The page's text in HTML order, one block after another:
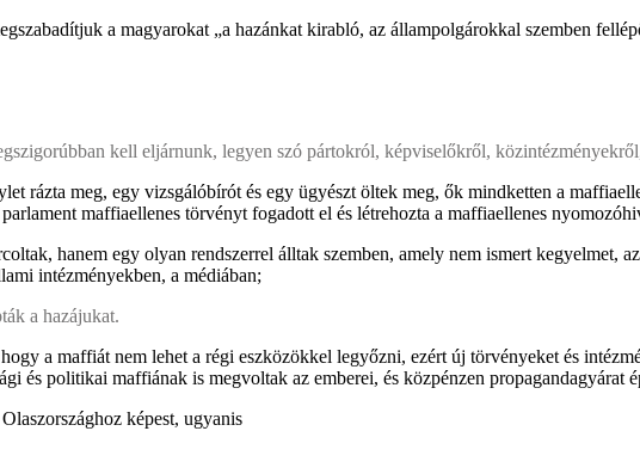
a magyarokat „a hazánkat kirabló, az állampolgárokkal szemben
kell eljárnunk, legyen szó pártokról, képviselőkről,
rázta meg, egy vizsgálóbírót és egy ügyészt öltek meg, ők mindketten a
maffiaellenes törvényt fogadott el és létrehozta a maffiaellenes
hanem egy olyan rendszerrel álltak szemben, amely nem ismert kegyelmet,
intézményekben, a médiában;
a hazájukat.
a maffiát nem lehet a régi eszközökkel legyőzni, ezért új törvényeket és
és politikai maffiának is megvoltak az emberei, és közpénzen propagandagyárat
képest, ugyanis